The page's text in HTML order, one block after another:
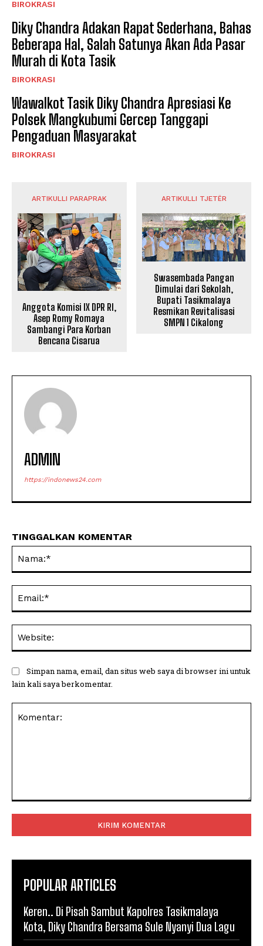
BIROKRASI
Diky Chandra Adakan Rapat Sederhana, Bahas
Beberapa Hal, Salah Satunya Akan Ada Pasar
Murah di Kota Tasik
BIROKRASI
Wawalkot Tasik Diky Chandra Apresiasi Ke
Polsek Mangkubumi Gercep Tanggapi
Pengaduan Masyarakat
BIROKRASI
ARTIKULLI PARAPRAK
Anggota Komisi IX DPR RI,
Asep Romy Romaya
Sambangi Para Korban
Bencana Cisarua
ARTIKULLI TJETËR
Swasembada Pangan
Dimulai dari Sekolah,
Bupati Tasikmalaya
Resmikan Revitalisasi
SMPN 1 Cikalong
ADMIN
https://indonews24.com
TINGGALKAN KOMENTAR
Simpan nama, email, dan situs web saya di browser ini untuk
lain kali saya berkomentar.
POPULAR ARTICLES
Keren.. Di Pisah Sambut Kapolres Tasikmalaya
Kota, Diky Chandra Bersama Sule Nyanyi Dua Lagu